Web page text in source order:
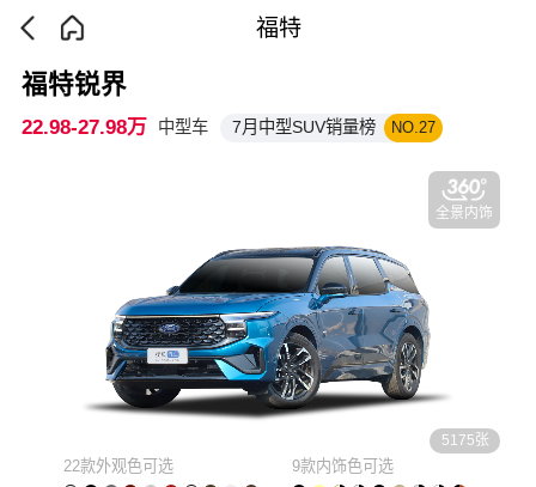
福特
全景内饰
5175张
福特锐界
22.98-27.98万 中型车 7月中型SUV销量榜 NO.27
22款外观色可选 9款内饰色可选